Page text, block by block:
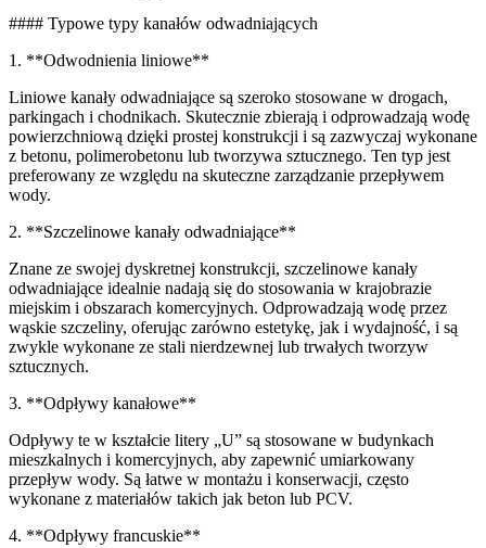
#### Typowe typy kanałów odwadniających
1. **Odwodnienia liniowe**
Liniowe kanały odwadniające są szeroko stosowane w drogach,
parkingach i chodnikach. Skutecznie zbierają i odprowadzają wodę
powierzchniową dzięki prostej konstrukcji i są zazwyczaj wykonane
z betonu, polimerobetonu lub tworzywa sztucznego. Ten typ jest
preferowany ze względu na skuteczne zarządzanie przepływem
wody.
2. **Szczelinowe kanały odwadniające**
Znane ze swojej dyskretnej konstrukcji, szczelinowe kanały
odwadniające idealnie nadają się do stosowania w krajobrazie
miejskim i obszarach komercyjnych. Odprowadzają wodę przez
wąskie szczeliny, oferując zarówno estetykę, jak i wydajność, i są
zwykle wykonane ze stali nierdzewnej lub trwałych tworzyw
sztucznych.
3. **Odpływy kanałowe**
Odpływy te w kształcie litery „U” są stosowane w budynkach
mieszkalnych i komercyjnych, aby zapewnić umiarkowany
przepływ wody. Są łatwe w montażu i konserwacji, często
wykonane z materiałów takich jak beton lub PCV.
4. **Odpływy francuskie**